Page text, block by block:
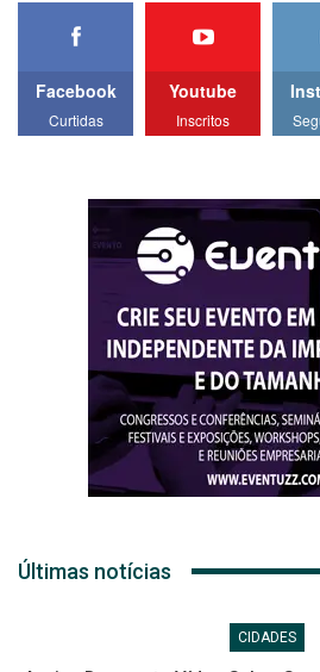
Facebook
Curtidas
Youtube
Inscritos
Últimas notícias
CIDADES